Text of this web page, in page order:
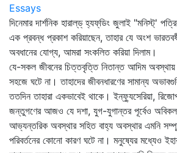
Essays
দিনেমার দার্শনিক হারাল্‌ড্‌ হ্যফ্‌ডিং জুলাই "মনিস্ট্‌'
এক প্রবন্ধ প্রকাশ করিয়াছেন, তাহার যে অংশ
অবধানের যোগ্য, আমরা সংকলিত করিয়া দিলাম।
যে-সকল জীবনের চিত্তবৃত্তি নিতান্ত আদিম অবস্থায়
সহজে ঘটে না। তাহাদের জীবনধারণের সামান্য
ততদিন তাহারা একভাবেই থাকে। ইন্‌ফ্যুসেরিয়া,
জন্তুগণের আজও যে দশা, যুগ-যুগান্তর পূর্বেও অবিকল
আভ্যন্তরিক অবস্থার সহিত বাহ্য অবস্থার এমনি
পরিবর্তনের কোনো কারণ ঘটে না। মনুষ্যের মধ্যেও